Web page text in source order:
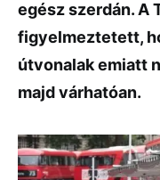
egész szerdán. A
figyelmeztetett,
útvonalak emiatt
majd várhatóan.